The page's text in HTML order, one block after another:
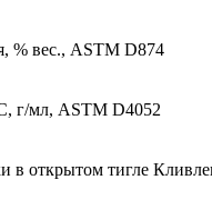
% вес., ASTM D874
г/мл, ASTM D4052
в открытом тигле